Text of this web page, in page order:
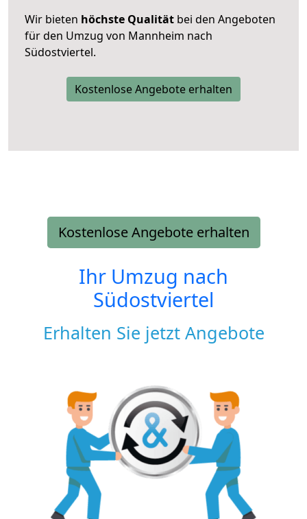
Wir bieten höchste Qualität bei den Angeboten
für den Umzug von Mannheim nach
Südostviertel.
Kostenlose Angebote erhalten
Kostenlose Angebote erhalten
Ihr Umzug nach
Südostviertel
Erhalten Sie jetzt Angebote